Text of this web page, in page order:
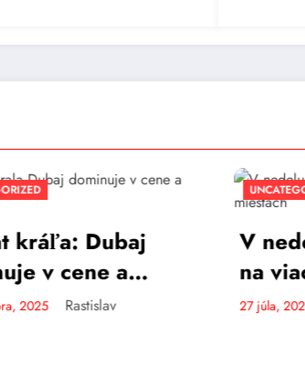
UNCATEGORIZED
V nedeľu bude
na viacerých
27 júla, 2025 Rastislav